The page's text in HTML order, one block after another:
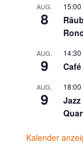
AUG.
8
15:00
AUG.
9
14:30
AUG.
9
18:00
Kalender